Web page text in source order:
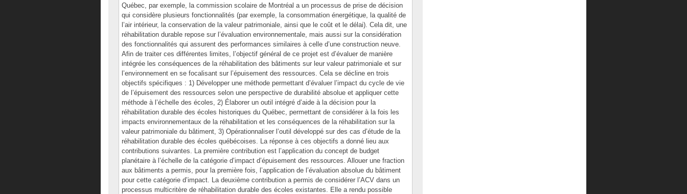
Québec, par exemple, la commission scolaire de Montréal a un processus de prise de décision
qui considère plusieurs fonctionnalités (par exemple, la consommation énergétique, la qualité de
l’air intérieur, la conservation de la valeur patrimoniale, ainsi que le coût et le délai). Cela dit, une
réhabilitation durable repose sur l’évaluation environnementale, mais aussi sur la considération
des fonctionnalités qui assurent des performances similaires à celle d’une construction neuve.
Afin de traiter ces différentes limites, l’objectif général de ce projet est d’évaluer de manière
intégrée les conséquences de la réhabilitation des bâtiments sur leur valeur patrimoniale et sur
l’environnement en se focalisant sur l’épuisement des ressources. Cela se décline en trois
objectifs spécifiques : 1) Développer une méthode permettant d’évaluer l’impact du cycle de vie
de l’épuisement des ressources selon une perspective de durabilité absolue et appliquer cette
méthode à l’échelle des écoles, 2) Élaborer un outil intégré d’aide à la décision pour la
réhabilitation durable des écoles historiques du Québec, permettant de considérer à la fois les
impacts environnementaux de la réhabilitation et les conséquences de la réhabilitation sur la
valeur patrimoniale du bâtiment, 3) Opérationnaliser l’outil développé sur des cas d’étude de la
réhabilitation durable des écoles québécoises. La réponse à ces objectifs a donné lieu aux
contributions suivantes. La première contribution est l’application du concept de budget
planétaire à l’échelle de la catégorie d’impact d’épuisement des ressources. Allouer une fraction
aux bâtiments a permis, pour la première fois, l’application de l’évaluation absolue du bâtiment
pour cette catégorie d’impact. La deuxième contribution a permis de considérer l’ACV dans un
processus multicritère de réhabilitation durable des écoles existantes. Elle a rendu possible